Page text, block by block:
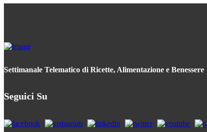
Settimanale Telematico di Ricette, Alimentazione e Benessere
Seguici Su